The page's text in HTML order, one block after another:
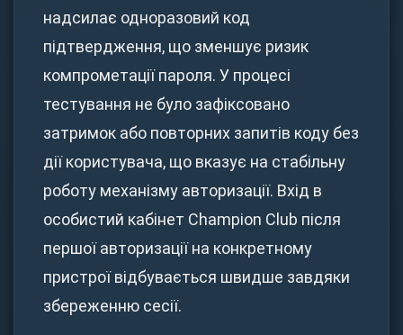
надсилає одноразовий код
підтвердження, що зменшує ризик
компрометації пароля. У процесі
тестування не було зафіксовано
затримок або повторних запитів коду без
дії користувача, що вказує на стабільну
роботу механізму авторизації. Вхід в
особистий кабінет Champion Club після
першої авторизації на конкретному
пристрої відбувається швидше завдяки
збереженню сесії.